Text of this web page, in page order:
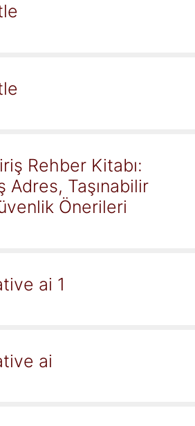
Rehber Kitabı:
Adres, Taşınabilir
Önerileri
ai 1
ai